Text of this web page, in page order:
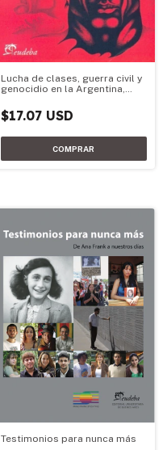
Lucha de clases, guerra civil y
genocidio en la Argentina,
$17.07 USD
Testimonios para nunca más